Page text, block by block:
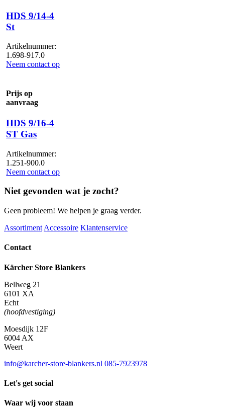
HDS 9/14-4
St
Artikelnummer:
1.698-917.0
Neem contact op
Prijs op
aanvraag
HDS 9/16-4
ST Gas
Artikelnummer:
1.251-900.0
Neem contact op
Niet gevonden wat je zocht?
Geen probleem! We helpen je graag verder.
Assortiment Accessoire Klantenservice
Contact
Kärcher Store Blankers
Bellweg 21
6101 XA
Echt
(hoofdvestiging)
Moesdijk 12F
6004 AX
Weert
info@karcher-store-blankers.nl 085-7923978
Let's get social
Waar wij voor staan